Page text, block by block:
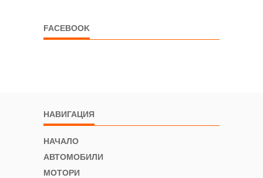
FACEBOOK
НАВИГАЦИЯ
НАЧАЛО
АВТОМОБИЛИ
МОТОРИ